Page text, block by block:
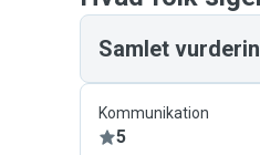
Samlet
Kommunikation
5